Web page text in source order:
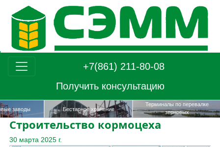
+7(861) 211-80-08
Получить консультацию
заводы Бестарное хранение
Терминалы по перевалке
зерновых
Строительство кормоцеха
30 марта 2025 г.